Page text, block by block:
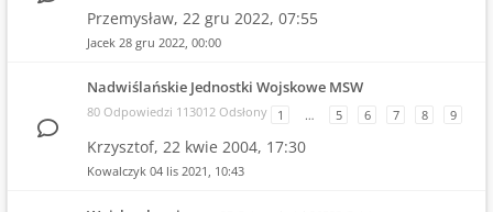
Przemysław, 22 gru 2022, 07:55
Jacek 28 gru 2022, 00:00
Nadwiślańskie Jednostki Wojskowe MSW
80 Odpowiedzi 113012 Odsłony 1 … 5 6 7 8 9
Krzysztof, 22 kwie 2004, 17:30
Kowalczyk 04 lis 2021, 10:43